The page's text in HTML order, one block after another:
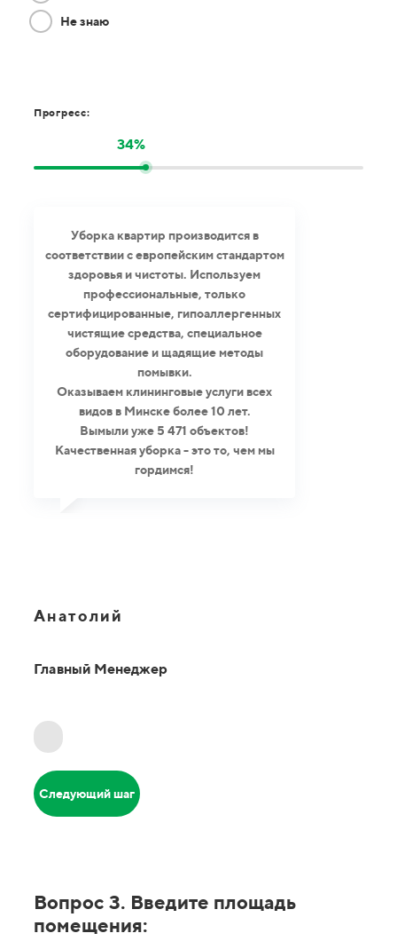
Не знаю
Прогресс:
34%
Уборка квартир производится в
соответствии с европейским стандартом
здоровья и чистоты. Используем
профессиональные, только
сертифицированные, гипоаллергенных
чистящие средства, специальное
оборудование и щадящие методы
помывки.
Оказываем клининговые услуги всех
видов в Минске более 10 лет.
Вымыли уже 5 471 объектов!
Качественная уборка - это то, чем мы
гордимся!
Анатолий
Главный Менеджер
Следующий шаг
Вопрос 3. Введите площадь
помещения: